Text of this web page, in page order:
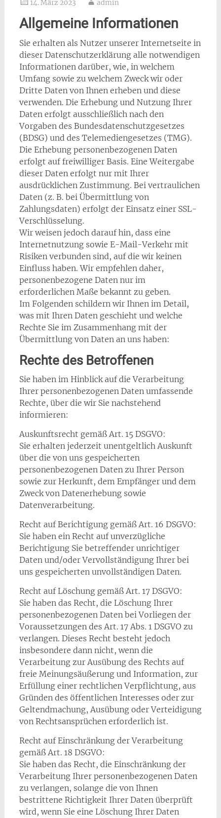
14. März 2023 admin
Allgemeine Informationen
Sie erhalten als Nutzer unserer Internetseite in
dieser Datenschutzerklärung alle notwendigen
Informationen darüber, wie, in welchem
Umfang sowie zu welchem Zweck wir oder
Dritte Daten von Ihnen erheben und diese
verwenden. Die Erhebung und Nutzung Ihrer
Daten erfolgt ausschließlich nach den
Vorgaben des Bundesdatenschutzgesetzes
(BDSG) und des Telemediengesetzes (TMG).
Die Erhebung personenbezogenen Daten
erfolgt auf freiwilliger Basis. Eine Weitergabe
dieser Daten erfolgt nur mit Ihrer
ausdrücklichen Zustimmung. Bei vertraulichen
Daten (z. B. bei Übermittlung von
Zahlungsdaten) erfolgt der Einsatz einer SSL-
Verschlüsselung.
Wir weisen jedoch darauf hin, dass eine
Internetnutzung sowie E-Mail-Verkehr mit
Risiken verbunden sind, auf die wir keinen
Einfluss haben. Wir empfehlen daher,
personenbezogene Daten nur im
erforderlichen Maße bekannt zu geben.
Im Folgenden schildern wir Ihnen im Detail,
was mit Ihren Daten geschieht und welche
Rechte Sie im Zusammenhang mit der
Übermittlung von Daten an uns haben:
Rechte des Betroffenen
Sie haben im Hinblick auf die Verarbeitung
Ihrer personenbezogenen Daten umfassende
Rechte, über die wir Sie nachstehend
informieren:
Auskunftsrecht gemäß Art. 15 DSGVO:
Sie erhalten jederzeit unentgeltlich Auskunft
über die von uns gespeicherten
personenbezogenen Daten zu Ihrer Person
sowie zur Herkunft, dem Empfänger und dem
Zweck von Datenerhebung sowie
Datenverarbeitung.
Recht auf Berichtigung gemäß Art. 16 DSGVO:
Sie haben ein Recht auf unverzügliche
Berichtigung Sie betreffender unrichtiger
Daten und/oder Vervollständigung Ihrer bei
uns gespeicherten unvollständigen Daten.
Recht auf Löschung gemäß Art. 17 DSGVO:
Sie haben das Recht, die Löschung Ihrer
personenbezogenen Daten bei Vorliegen der
Voraussetzungen des Art. 17 Abs. 1 DSGVO zu
verlangen. Dieses Recht besteht jedoch
insbesondere dann nicht, wenn die
Verarbeitung zur Ausübung des Rechts auf
freie Meinungsäußerung und Information, zur
Erfüllung einer rechtlichen Verpflichtung, aus
Gründen des öffentlichen Interesses oder zur
Geltendmachung, Ausübung oder Verteidigung
von Rechtsansprüchen erforderlich ist.
Recht auf Einschränkung der Verarbeitung
gemäß Art. 18 DSGVO:
Sie haben das Recht, die Einschränkung der
Verarbeitung Ihrer personenbezogenen Daten
zu verlangen, solange die von Ihnen
bestrittene Richtigkeit Ihrer Daten überprüft
wird, wenn Sie eine Löschung Ihrer Daten